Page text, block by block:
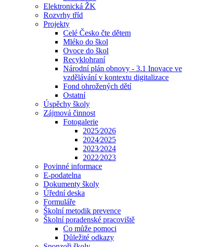
Elektronická ŽK
Rozvrhy tříd
Projekty
Celé Česko čte dětem
Mléko do škol
Ovoce do škol
Recyklohraní
Národní plán obnovy - 3.1 Inovace ve
vzdělávání v kontextu digitalizace
Fond ohrožených dětí
Ostatní
Úspěchy školy
Zájmová činnost
Fotogalerie
2025⁄2026
2024⁄2025
2023⁄2024
2022⁄2023
Povinné informace
E-podatelna
Dokumenty školy
Úřední deska
Formuláře
Školní metodik prevence
Školní poradenské pracoviště
Co může pomoci
Důležité odkazy